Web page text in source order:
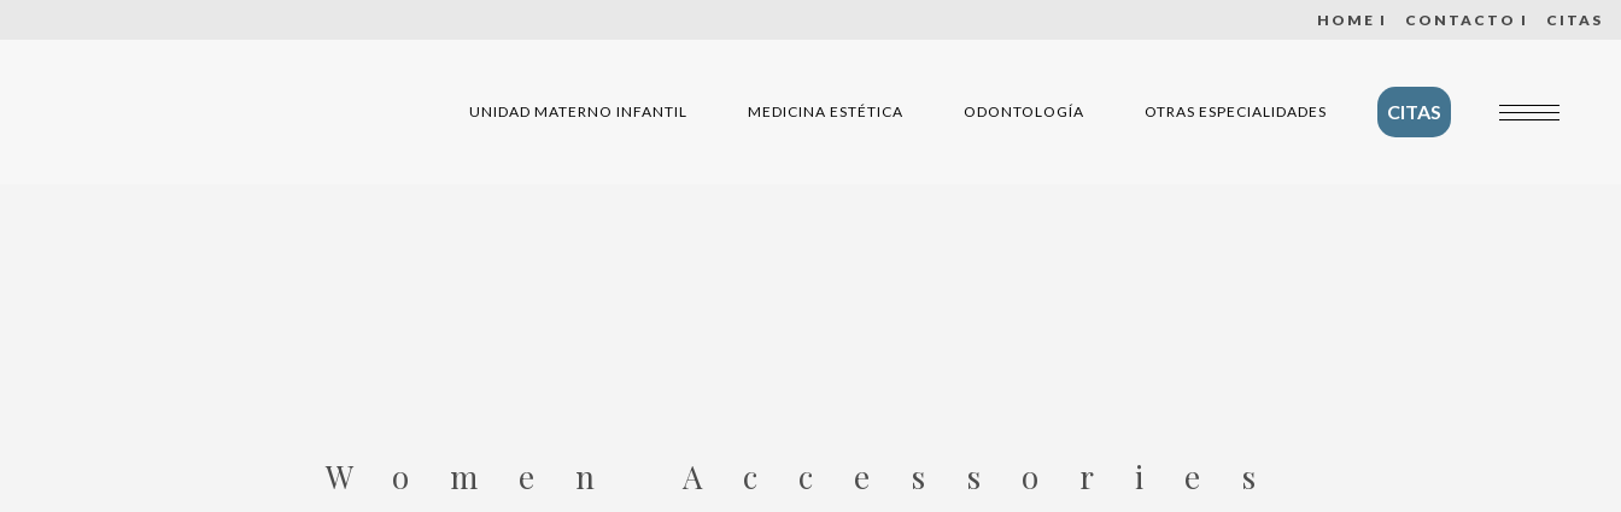
HOME I CONTACTO I CITAS
CITAS
UNIDAD MATERNO INFANTIL MEDICINA ESTÉTICA ODONTOLOGÍA OTRAS ESPECIALIDADES
Women Accessories